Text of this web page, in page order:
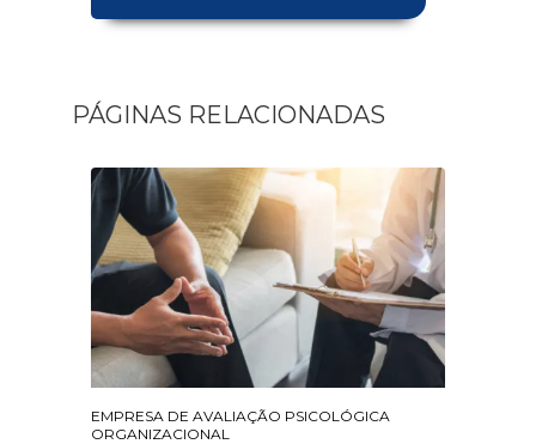
PÁGINAS RELACIONADAS
EMPRESA DE AVALIAÇÃO PSICOLÓGICA
ORGANIZACIONAL